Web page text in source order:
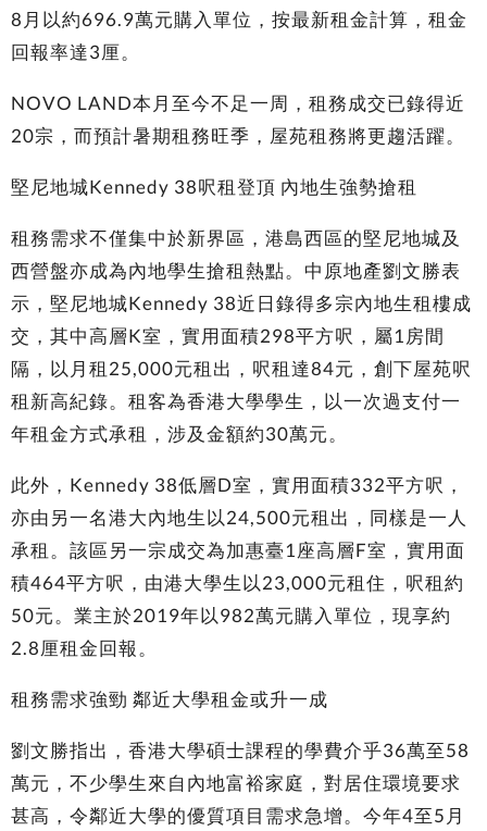
8月以約696.9萬元購入單位，按最新租金計算，租金
回報率達3厘。
NOVO LAND本月至今不足一周，租務成交已錄得近
20宗，而預計暑期租務旺季，屋苑租務將更趨活躍。
堅尼地城Kennedy 38呎租登頂 內地生強勢搶租
租務需求不僅集中於新界區，港島西區的堅尼地城及
西營盤亦成為內地學生搶租熱點。中原地產劉文勝表
示，堅尼地城Kennedy 38近日錄得多宗內地生租樓成
交，其中高層K室，實用面積298平方呎，屬1房間
隔，以月租25,000元租出，呎租達84元，創下屋苑呎
租新高紀錄。租客為香港大學學生，以一次過支付一
年租金方式承租，涉及金額約30萬元。
此外，Kennedy 38低層D室，實用面積332平方呎，
亦由另一名港大內地生以24,500元租出，同樣是一人
承租。該區另一宗成交為加惠臺1座高層F室，實用面
積464平方呎，由港大學生以23,000元租住，呎租約
50元。業主於2019年以982萬元購入單位，現享約
2.8厘租金回報。
租務需求強勁 鄰近大學租金或升一成
劉文勝指出，香港大學碩士課程的學費介乎36萬至58
萬元，不少學生來自內地富裕家庭，對居住環境要求
甚高，令鄰近大學的優質項目需求急增。今年4至5月